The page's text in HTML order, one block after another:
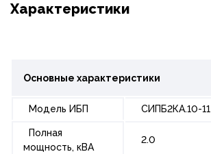
Характеристики
Основные характеристики
Модель ИБП СИПБ2КА.10-11
Полная
мощность, кВА
2.0